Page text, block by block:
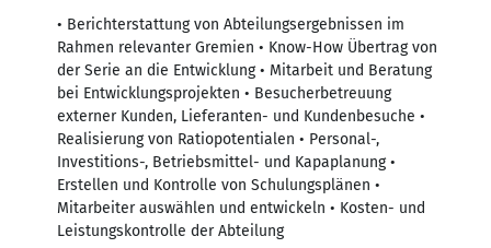
• Berichterstattung von Abteilungsergebnissen im
Rahmen relevanter Gremien • Know-How Übertrag von
der Serie an die Entwicklung • Mitarbeit und Beratung
bei Entwicklungsprojekten • Besucherbetreuung
externer Kunden, Lieferanten- und Kundenbesuche •
Realisierung von Ratiopotentialen • Personal-,
Investitions-, Betriebsmittel- und Kapaplanung •
Erstellen und Kontrolle von Schulungsplänen •
Mitarbeiter auswählen und entwickeln • Kosten- und
Leistungskontrolle der Abteilung